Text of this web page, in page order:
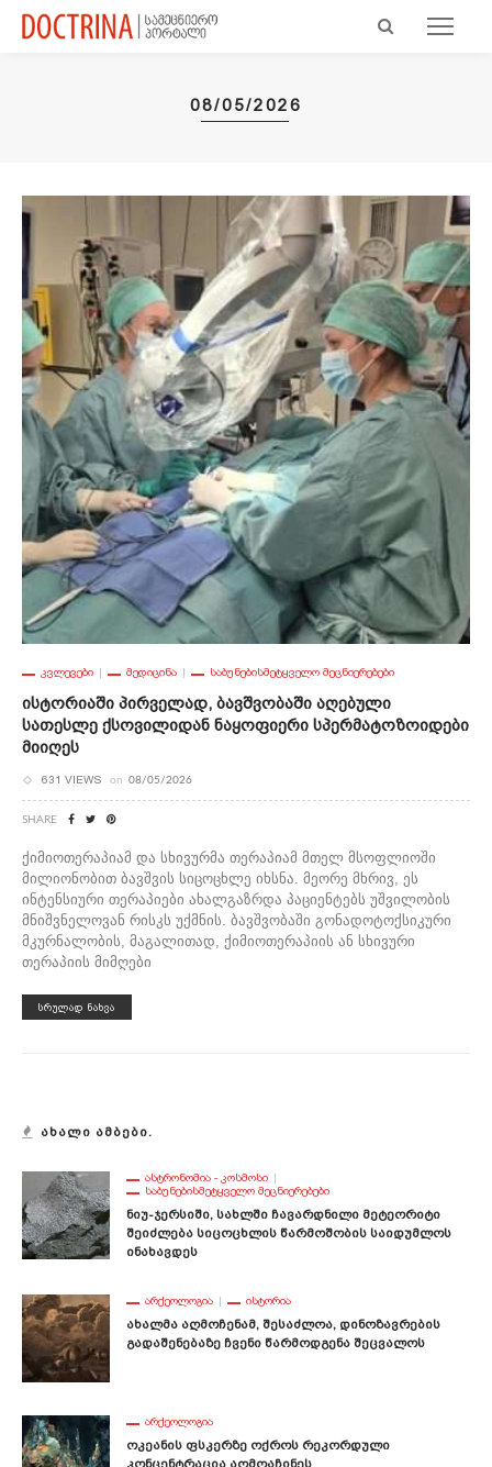
08/05/2026
ᲙᲕᲚᲔᲕᲔᲑᲘ ᲛᲔᲓᲘᲪᲘᲜᲐ ᲡᲐᲑᲣᲜᲔᲑᲘᲡᲛᲔᲢᲧᲕᲔᲚᲝ ᲛᲔᲪᲜᲘᲔᲠᲔᲑᲔᲑᲘ
Ისტორიაში Პირველად, Ბავშვობაში Აღებული
Სათესლე Ქსოვილიდან Ნაყოფიერი Სპერმატოზოიდები
Მიიღეს
631 VIEWS on 08/05/2026
SHARE
ქიმიოთერაპიამ და სხივურმა თერაპიამ მთელ მსოფლიოში
მილიონობით ბავშვის სიცოცხლე იხსნა. მეორე მხრივ, ეს
ინტენსიური თერაპიები ახალგაზრდა პაციენტებს უშვილობის
მნიშვნელოვან რისკს უქმნის. ბავშვობაში გონადოტოქსიკური
მკურნალობის, მაგალითად, ქიმიოთერაპიის ან სხივური
თერაპიის მიმღები
ᲡᲠᲣᲚᲐᲓ ᲜᲐᲮᲕᲐ
ᲐᲮᲐᲚᲘ ᲐᲛᲑᲔᲑᲘ.
ᲐᲡᲢᲠᲝᲜᲝᲛᲘᲐ - ᲙᲝᲡᲛᲝᲡᲘ
ᲡᲐᲑᲣᲜᲔᲑᲘᲡᲛᲔᲢᲧᲕᲔᲚᲝ ᲛᲔᲪᲜᲘᲔᲠᲔᲑᲔᲑᲘ
Ნიუ-Ჯერსიში, Სახლში Ჩავარდნილი Მეტეორიტი
Შეიძლება Სიცოცხლის Წარმოშობის Საიდუმლოს
Ინახავდეს
ᲐᲠᲥᲔᲝᲚᲝᲒᲘᲐ ᲘᲡᲢᲝᲠᲘᲐ
Ახალმა Აღმოჩენამ, Შესაძლოა, Დინოზავრების
Გადაშენებაზე Ჩვენი Წარმოდგენა Შეცვალოს
ᲐᲠᲥᲔᲝᲚᲝᲒᲘᲐ
Ოკეანის Ფსკერზე Ოქროს Რეკორდული
Კონცენტრაცია Აღმოაჩინეს